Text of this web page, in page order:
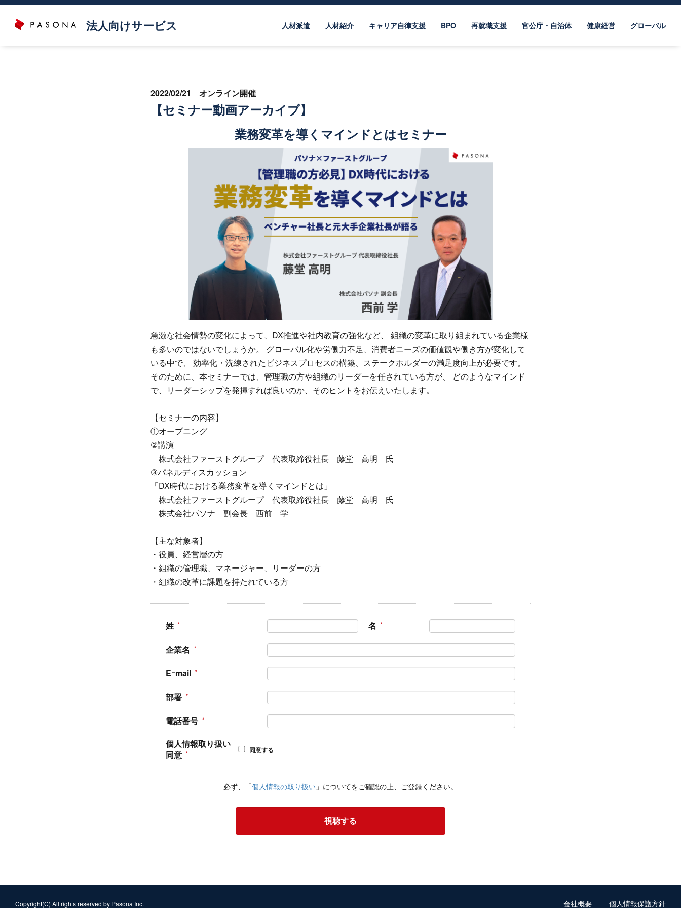
法人向けサービス 人材派遣 人材紹介 キャリア自律支援 BPO 再就職支援 官公庁・自治体 健康経営 グローバル
2022/02/21 オンライン開催
【セミナー動画アーカイブ】
業務変革を導くマインドとはセミナー
急激な社会情勢の変化によって、DX推進や社内教育の強化など、 組織の変革に取り組まれている企業様
も多いのではないでしょうか。 グローバル化や労働力不足、消費者ニーズの価値観や働き方が変化して
いる中で、 効率化・洗練されたビジネスプロセスの構築、ステークホルダーの満足度向上が必要です。
そのために、本セミナーでは、管理職の方や組織のリーダーを任されている方が、 どのようなマインド
で、リーダーシップを発揮すれば良いのか、そのヒントをお伝えいたします。
【セミナーの内容】
①オープニング
②講演
株式会社ファーストグループ 代表取締役社長 藤堂 高明 氏
③パネルディスカッション
「DX時代における業務変革を導くマインドとは」
株式会社ファーストグループ 代表取締役社長 藤堂 高明 氏
株式会社パソナ 副会長 西前 学
【主な対象者】
・役員、経営層の方
・組織の管理職、マネージャー、リーダーの方
・組織の改革に課題を持たれている方
姓 名
企業名
Eｰmail
部署
電話番号
個人情報取り扱い
同意
同意する
必ず、「個人情報の取り扱い 」についてをご確認の上、ご登録ください。
Copyright(C) All rights reserved by Pasona Inc. 会社概要 個人情報保護方針